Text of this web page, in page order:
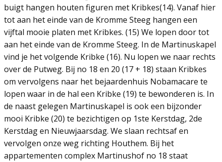
buigt hangen houten figuren met Kribkes(14). Vanaf hier
tot aan het einde van de Kromme Steeg hangen een
vijftal mooie platen met Kribkes. (15) We lopen door tot
aan het einde van de Kromme Steeg. In de Martinuskapel
vind je het volgende Kribke (16). Nu lopen we naar rechts
over de Putweg. Bij no 18 en 20 (17 + 18) staan Kribkes
om vervolgens naar het bejaardenhuis Nobamacare te
lopen waar in de hal een Kribke (19) te bewonderen is. In
de naast gelegen Martinuskapel is ook een bijzonder
mooi Kribke (20) te bezichtigen op 1ste Kerstdag, 2de
Kerstdag en Nieuwjaarsdag. We slaan rechtsaf en
vervolgen onze weg richting Houthem. Bij het
appartementen complex Martinushof no 18 staat